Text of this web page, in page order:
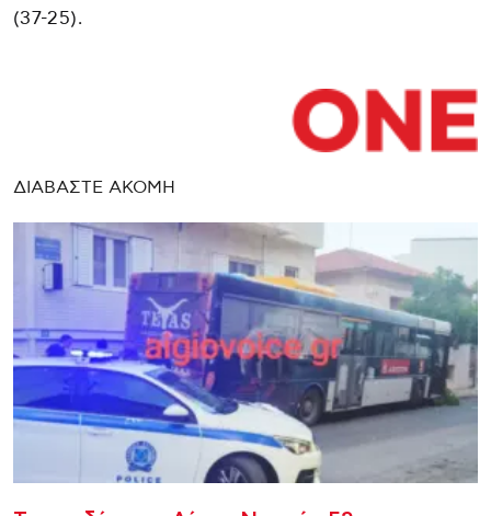
(37-25).
ΔΙΑΒΑΣΤΕ ΑΚΟΜΗ